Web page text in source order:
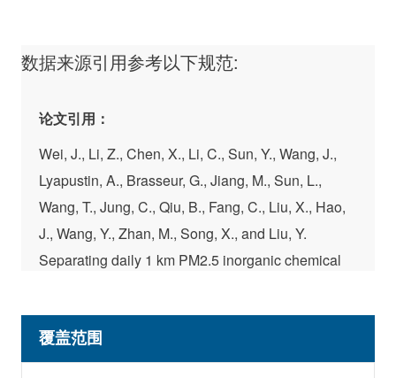
数据来源引用参考以下规范:
论文引用：
Wei, J., Li, Z., Chen, X., Li, C., Sun, Y., Wang, J.,
Lyapustin, A., Brasseur, G., Jiang, M., Sun, L.,
Wang, T., Jung, C., Qiu, B., Fang, C., Liu, X., Hao,
J., Wang, Y., Zhan, M., Song, X., and Liu, Y.
Separating daily 1 km PM2.5 inorganic chemical
integrating ground, satellite, and model data.
Environmental Science & Technology, 2023,
57(46), 18282–18295.
覆盖范围